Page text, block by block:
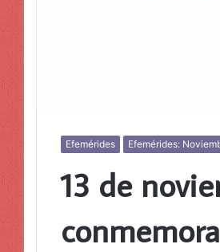
Efemérides Efemérides:
13 de